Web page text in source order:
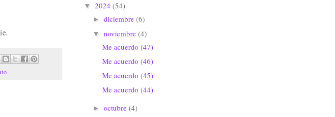
▼ 2024 (54)
► diciembre (6)
▼ noviembre (4)
Me acuerdo (47)
Me acuerdo (46)
Me acuerdo (45)
Me acuerdo (44)
► octubre (4)